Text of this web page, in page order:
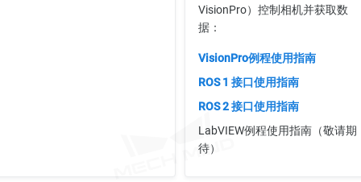
VisionPro）控制相机并获取数
据：
VisionPro例程使用指南
ROS 1 接口使用指南
ROS 2 接口使用指南
LabVIEW例程使用指南（敬请期
待）